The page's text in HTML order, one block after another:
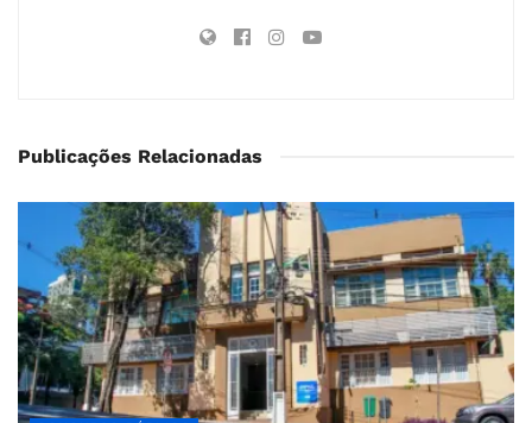
Publicações Relacionadas